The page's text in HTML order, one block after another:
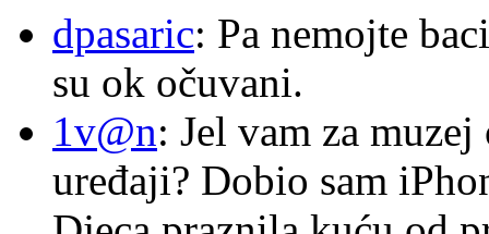
dpasaric: Pa nemojte
su ok očuvani.
1v@n: Jel vam za
uređaji? Dobio sam